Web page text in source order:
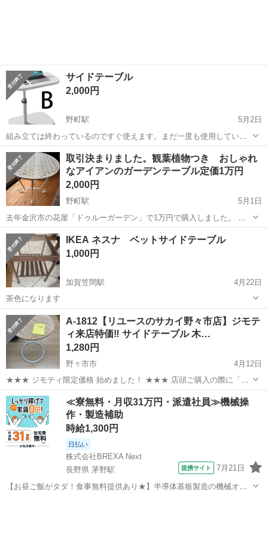
サイドテーブル
2,000円
野町駅
5月2日
組み立ては終わっているのですぐ使えます。まだ一度も使用していま
せん サイドテーブル ベッドサイドテーブル ソファーテーブル ベッド
サイド テーブル 昇降式 高さ調節可能 差し込み式 360度回転 組み立て
簡単 省スペース 天...
石川 金沢市 野町駅 テーブル サイドテーブル
取引決まりました。観葉植物つき おしゃれ
なアイアンのガーデンテーブル定価1万円
2,000円
野町駅
5月1日
去年金沢市の花屋「ドゥルーガーデン」で1万円で購入しました。 素
敵なシャビーテイストのアイアンテーブルです。 屋外では使用せず、
室内で花や植物などを飾っておりましたので、美品ですが、アンティ
ーク調ですので購入時から塗装のかす...
石川 金沢市 野町駅 テーブル アイアン
IKEA ネスナ ベットサイドテーブル
1,000円
加賀笠間駅
4月22日
茶色になります
石川 白山市 加賀笠間駅 テーブル ネスナ
A-1812【リユースのサカイ野々市店】ジモテ
ィ来店特価‼ サイドテーブル 木…
1,280円
野々市市
4月12日
★★★ ジモティ限定価格 始めました！ ★★★ 店頭ご購入の際に「ジ
モティを見た」と言っていただくと、ジモティ限定価格(表示価格より
7%OFF)でのご購入が可能です。 是非、店頭にてスタッフまでお伝え
くださいませ。 ...
石川 野々市市 テーブル サカイ
≪寮無料・月収31万円・派遣社員≫機械操
作・製造補助
時給1,300円
日払い
株式会社BREXA Next
長野県 茅野駅
提携サイト 7月21日
【お昼ご飯がタダ！食事無料提供あり★】半導体基板製造の機械オペ